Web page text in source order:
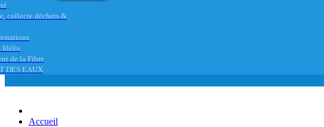
collecte déchets &
Idélis
de la Fibre
DES EAUX
Accueil